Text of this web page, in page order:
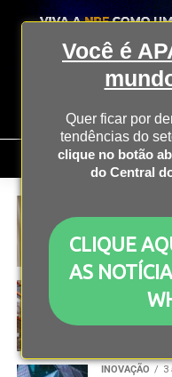
Você é
Quer ficar por
tendências do
clique no botão
do Central
CLIQUE
AS
varejo em
Como a
INOVAÇÃO 3